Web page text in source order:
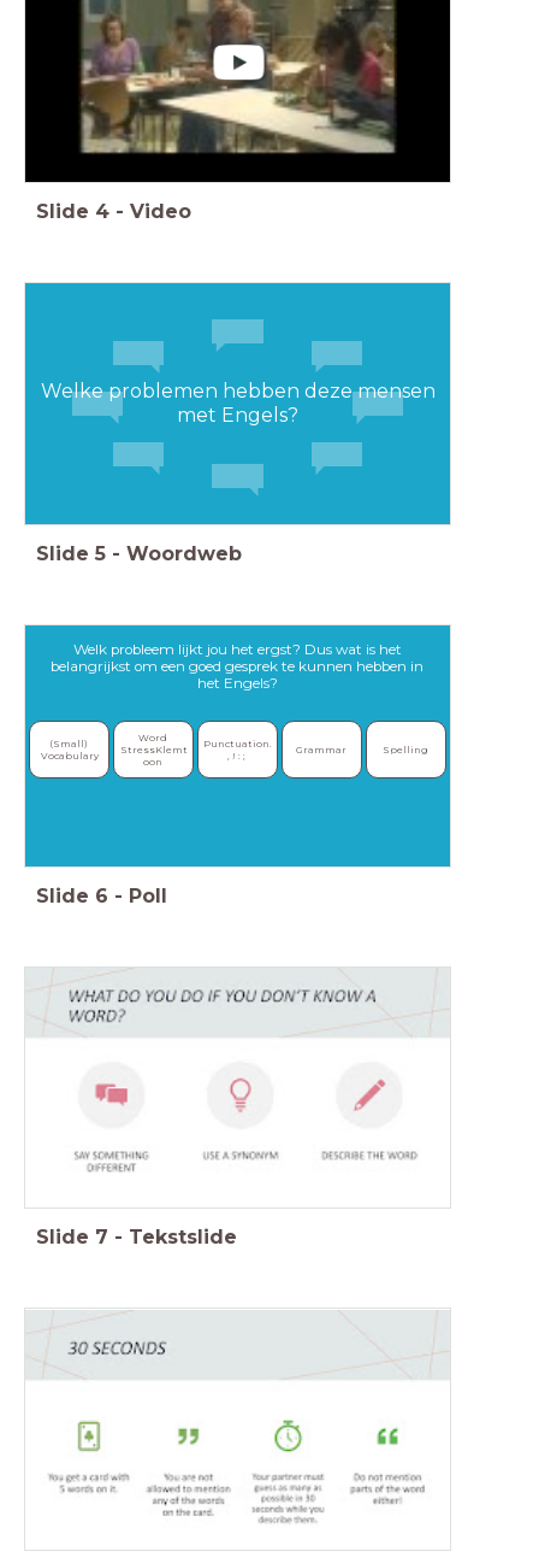
Slide 4 - Video
Welke problemen hebben deze mensen
met Engels?
Slide 5 - Woordweb
Welk probleem lijkt jou het ergst? Dus wat is het
belangrijkst om een goed gesprek te kunnen hebben in
het Engels?
(Small)
Vocabulary
Word
StressKlemt
oon
Punctuation.
, ! : ;
Grammar Spelling
Slide 6 - Poll
Slide 7 - Tekstslide